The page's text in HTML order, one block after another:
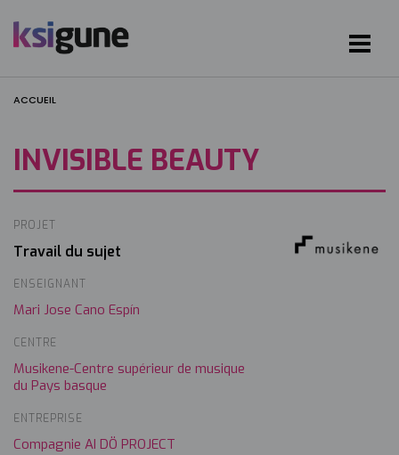
ACCUEIL
INVISIBLE BEAUTY
PROJET
Travail du sujet
ENSEIGNANT
Mari Jose Cano Espín
CENTRE
Musikene-Centre supérieur de musique
du Pays basque
ENTREPRISE
Compagnie AI DÖ PROJECT